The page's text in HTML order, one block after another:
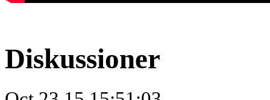
Diskussioner